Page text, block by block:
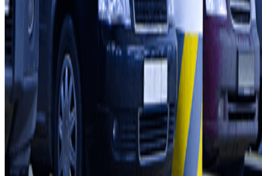
Contatto
Contattaci
FAQ
Puoi utilizzare questi metodi di pagamento:
Condizioni contrattuali e di utilizzo
Termini di cancellazione
Politica sui cookies
Gestisci i cookie